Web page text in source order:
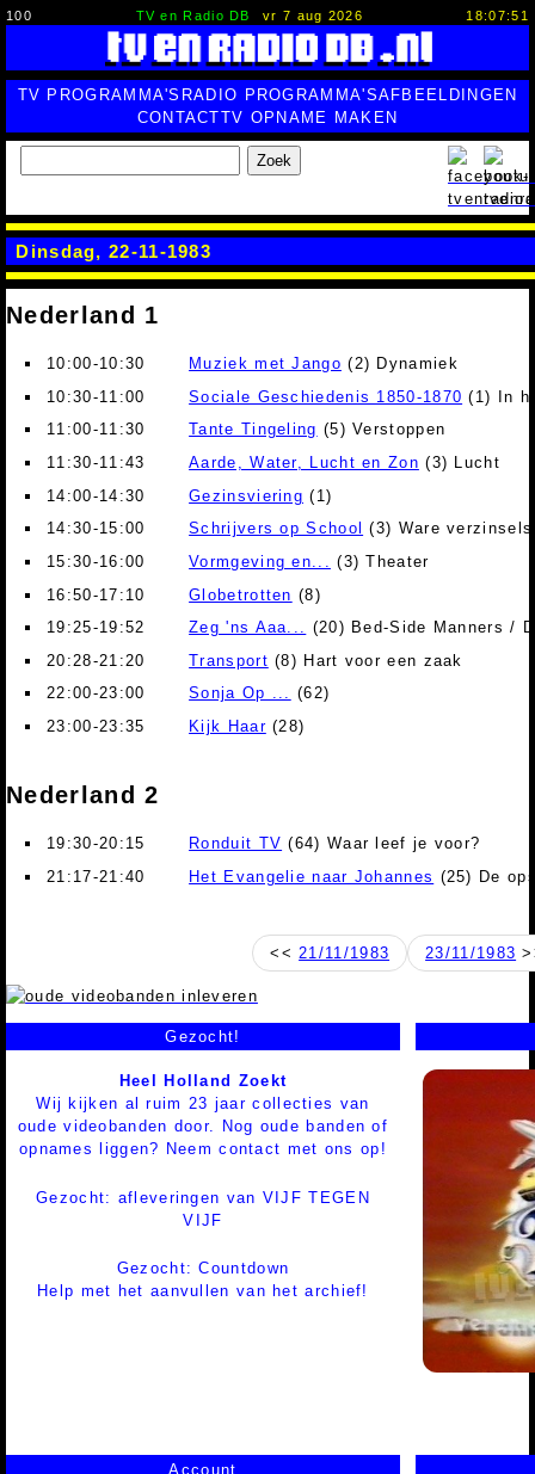
100 TV en Radio DB vr 7 aug 2026 18:07:51
TV PROGRAMMA'S RADIO PROGRAMMA'SAFBEELDINGEN
CONTACTTV OPNAME MAKEN
Zoek
Dinsdag, 22-11-1983
Nederland 1
10:00-10:30 Muziek met Jango (2) Dynamiek
10:30-11:00
Sociale Geschiedenis 1850-1870 (1) In
11:00-11:30
Tante Tingeling (5) Verstoppen
11:30-11:43
Aarde, Water, Lucht en Zon (3) Lucht
14:00-14:30
Gezinsviering (1)
14:30-15:00
Schrijvers op School
(3) Ware verzinsels
15:30-16:00
Vormgeving en...
(3) Theater
16:50-17:10
Globetrotten (8)
19:25-19:52
Zeg 'ns Aaa... (20) Bed-Side Manners /
20:28-21:20
Transport (8) Hart voor een zaak
22:00-23:00
Sonja Op ... (62)
23:00-23:35
Kijk Haar(28)
Nederland 2
19:30-20:15 Ronduit TV (64) Waar leef je voor?
21:17-21:40
Het Evangelie naar Johannes (25) De
<<21/11/1983 23/11/1983
Gezocht!
Heel Holland Zoekt
Wij kijken al ruim 23 jaar collecties van
oude videobanden door. Nog oude banden of
opnames liggen? Neem contact met ons op!
Gezocht: afleveringen van VIJF TEGEN
VIJF
Gezocht: Countdown
Help met het aanvullen van het archief!
Account